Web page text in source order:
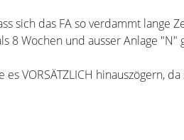
sich das FA so verdammt lange
8 Wochen und ausser Anlage "N"
es VORSÄTZLICH hinauszögern,